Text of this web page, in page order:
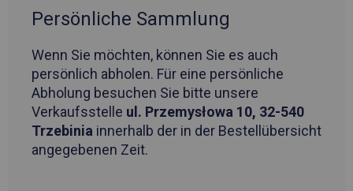
Persönliche Sammlung
Wenn Sie möchten, können Sie es auch
persönlich abholen. Für eine persönliche
Abholung besuchen Sie bitte unsere
Verkaufsstelle ul. Przemysłowa 10, 32-540
Trzebinia innerhalb der in der Bestellübersicht
angegebenen Zeit.